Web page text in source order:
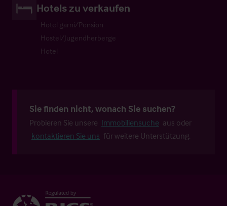
Hotels zu verkaufen
Hotel garni/Pension
Hostel/Jugendherberge
Hotel
Sie finden nicht, wonach Sie suchen?
Probieren Sie unsere Immobiliensuche aus oder
kontaktieren Sie uns für weitere Unterstützung.